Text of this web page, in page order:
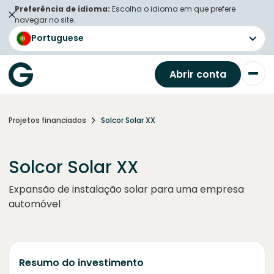
Preferência de idioma: Escolha o idioma em que prefere
navegar no site.
Portuguese
Abrir conta
Projetos financiados Solcor Solar XX
Solcor Solar XX
Expansão de instalação solar para uma empresa
automóvel
Resumo do investimento